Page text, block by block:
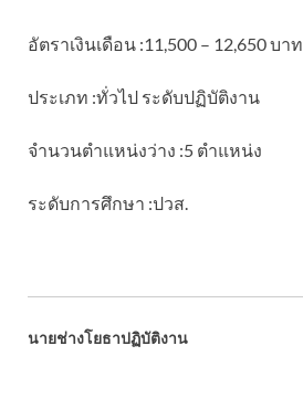
อัตราเงินเดือน :11,500 – 12,650 บาท
ประเภท :ทั่วไป ระดับปฏิบัติงาน
จำนวนตำแหน่งว่าง :5 ตำแหน่ง
ระดับการศึกษา :ปวส.
นายช่างโยธาปฏิบัติงาน